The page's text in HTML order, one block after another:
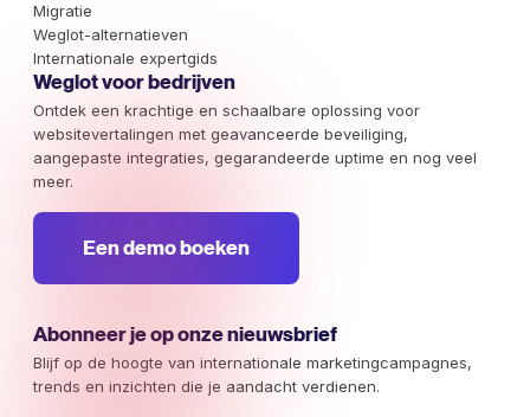
Migratie
Weglot-alternatieven
Internationale expertgids
Weglot voor bedrijven
Ontdek een krachtige en schaalbare oplossing voor
websitevertalingen met geavanceerde beveiliging,
aangepaste integraties, gegarandeerde uptime en nog veel
meer.
Een demo boeken
Abonneer je op onze nieuwsbrief
Blijf op de hoogte van internationale marketingcampagnes,
trends en inzichten die je aandacht verdienen.